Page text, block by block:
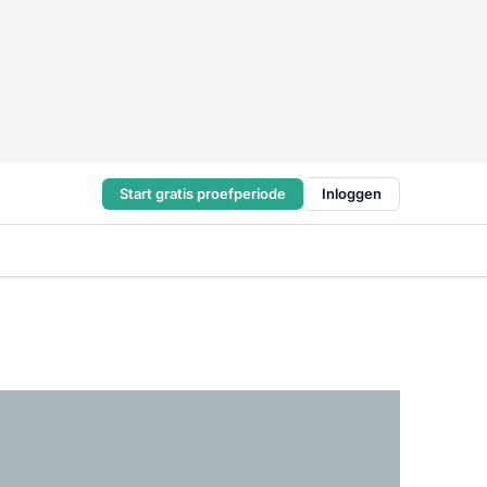
Start gratis proefperiode Inloggen